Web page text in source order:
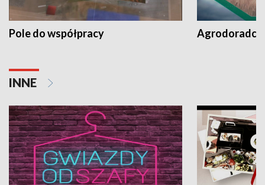
Pole do współpracy Agrodoradcy
INNE